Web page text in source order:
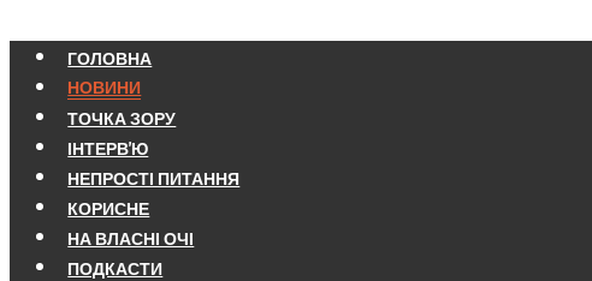
ГОЛОВНА
НОВИНИ
ТОЧКА ЗОРУ
ІНТЕРВ'Ю
НЕПРОСТІ ПИТАННЯ
КОРИСНЕ
НА ВЛАСНІ ОЧІ
ПОДКАСТИ